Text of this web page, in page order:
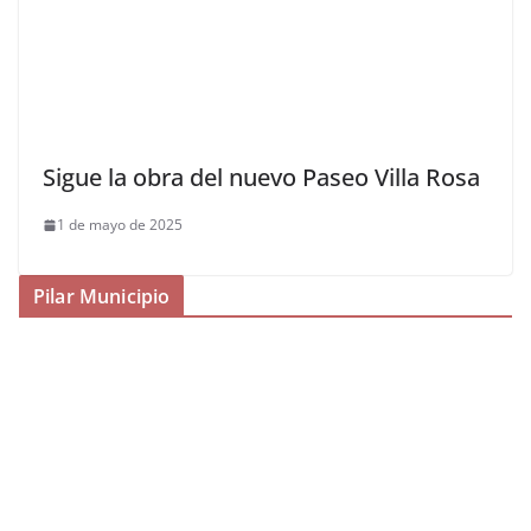
Sigue la obra del nuevo Paseo Villa Rosa
1 de mayo de 2025
Pilar Municipio